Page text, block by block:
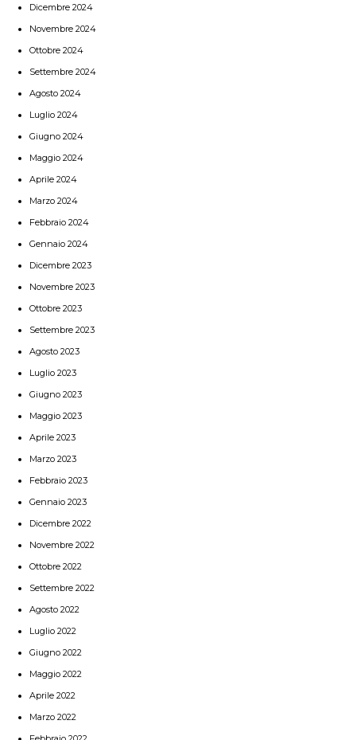
Dicembre 2024
Novembre 2024
Ottobre 2024
Settembre 2024
Agosto 2024
Luglio 2024
Giugno 2024
Maggio 2024
Aprile 2024
Marzo 2024
Febbraio 2024
Gennaio 2024
Dicembre 2023
Novembre 2023
Ottobre 2023
Settembre 2023
Agosto 2023
Luglio 2023
Giugno 2023
Maggio 2023
Aprile 2023
Marzo 2023
Febbraio 2023
Gennaio 2023
Dicembre 2022
Novembre 2022
Ottobre 2022
Settembre 2022
Agosto 2022
Luglio 2022
Giugno 2022
Maggio 2022
Aprile 2022
Marzo 2022